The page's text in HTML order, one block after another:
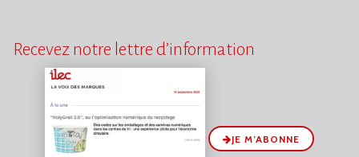
Recevez notre lettre d’information
JE M’ABONNE